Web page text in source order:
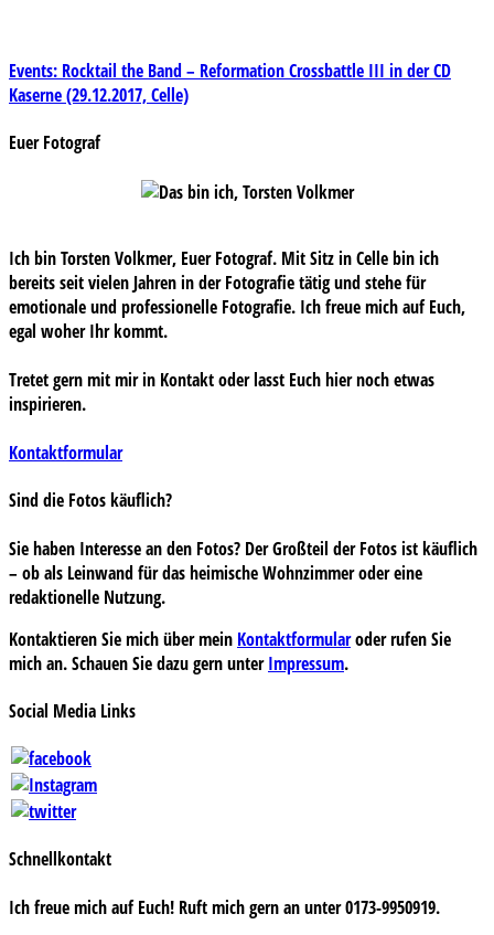
Beitragsnavigation
Events: Rocktail the Band – Reformation Crossbattle III in der CD
Kaserne (29.12.2017, Celle)
Euer Fotograf
Ich bin Torsten Volkmer, Euer Fotograf. Mit Sitz in Celle bin ich
bereits seit vielen Jahren in der Fotografie tätig und stehe für
emotionale und professionelle Fotografie. Ich freue mich auf Euch,
egal woher Ihr kommt.
Tretet gern mit mir in Kontakt oder lasst Euch hier noch etwas
inspirieren.
Kontaktformular
Sind die Fotos käuflich?
Sie haben Interesse an den Fotos? Der Großteil der Fotos ist käuflich
– ob als Leinwand für das heimische Wohnzimmer oder eine
redaktionelle Nutzung.
Kontaktieren Sie mich über mein Kontaktformularoder rufen Sie
mich an. Schauen Sie dazu gern unterImpressum.
Social Media Links
Schnellkontakt
Ich freue mich auf Euch! Ruft mich gern an unter 0173-9950919.